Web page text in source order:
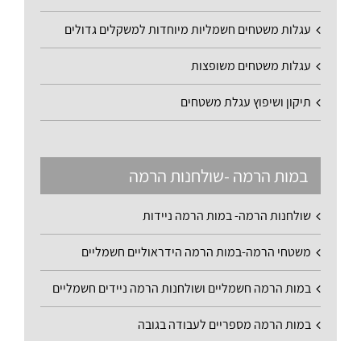
עגלות משטחים חשמליות מיוחדות למשקלים גדולים
עגלות משטחים משופצות
תיקון ושיפוץ עגלת משטחים
במות הרמה -שולחנות הרמה
שולחנות הרמה- במות הרמה ניידות
משטחי הרמה-במות הרמה הידראוליים חשמליים
במות הרמה חשמליים ושולחנות הרמה ניידים חשמליים
במות הרמה מספריים לעבודה בגובה